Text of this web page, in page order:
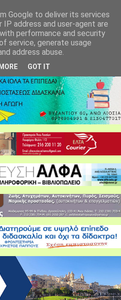
Google to deliver its services
IP address and user-agent are
performance and security
service, generate usage
address abuse.
GOT IT